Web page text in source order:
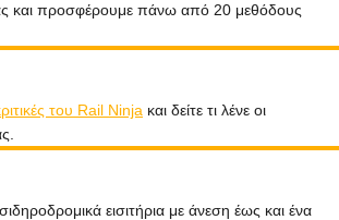
και προσφέρουμε πάνω από 20 μεθόδους
του Rail Ninja και δείτε τι λένε οι
εισιτήρια με άνεση έως και ένα